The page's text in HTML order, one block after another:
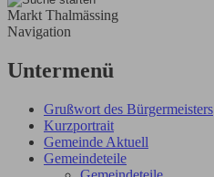
Markt Thalmässing
Navigation
Untermenü
Grußwort des Bürgermeisters
Kurzportrait
Gemeinde Aktuell
Gemeindeteile